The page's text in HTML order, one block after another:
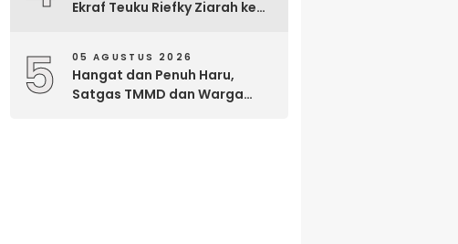
Ekraf Teuku Riefky Ziarah ke
5 05 AGUSTUS 2026
Hangat dan Penuh Haru,
Satgas TMMD dan Warga